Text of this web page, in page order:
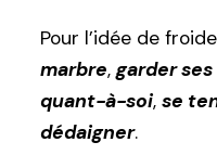
Pour l’idée de
marbre, garder
quant-à-soi, se
dédaigner.